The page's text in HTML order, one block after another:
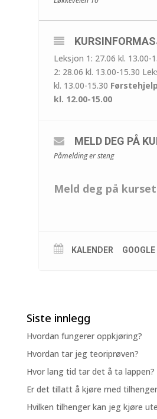
Leksjon 1: 27.06 kl. 13.00-
2: 28.06 kl. 13.00-15.30
kl. 13.00-15.30
kl. 12.00-15.00
MELD DEG PÅ
Påmelding er steng
Meld deg på
KALENDER
Siste innlegg
Hvordan fungerer oppkjøring?
Hvordan tar jeg teoriprøven?
Hvor lang tid tar det å ta lappen?
Er det tillatt å kjøre med
Hvilken tilhenger kan jeg kjøre